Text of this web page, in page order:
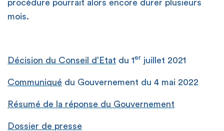
procédure pourrait alors encore durer plusieurs
mois.
Décision du Conseil d’Etat du 1er juillet 2021
Communiqué du Gouvernement du 4 mai 2022
Résumé de la réponse du Gouvernement
Dossier de presse